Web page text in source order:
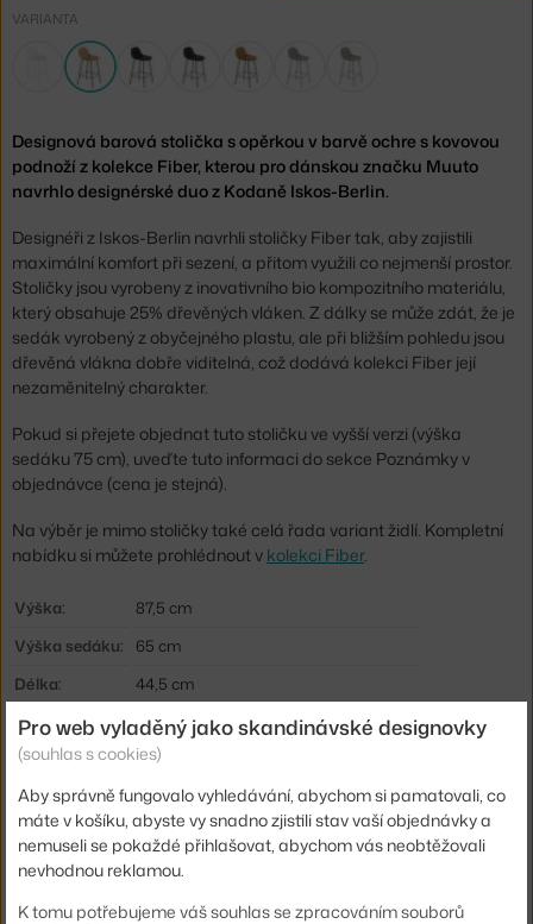
VARIANTA
Designová barová stolička s opěrkou v barvě ochre s kovovou
podnoží z kolekce Fiber, kterou pro dánskou značku Muuto
navrhlo designérské duo z Kodaně Iskos-Berlin.
Designéři z Iskos-Berlin navrhli stoličky Fiber tak, aby zajistili
maximální komfort při sezení, a přitom využili co nejmenší prostor.
Stoličky jsou vyrobeny z inovativního bio kompozitního materiálu,
který obsahuje 25% dřevěných vláken. Z dálky se může zdát, že je
sedák vyrobený z obyčejného plastu, ale při bližším pohledu jsou
dřevěná vlákna dobře viditelná, což dodává kolekci Fiber její
nezaměnitelný charakter.
Pokud si přejete objednat tuto stoličku ve vyšší verzi (výška
sedáku 75 cm), uveďte tuto informaci do sekce Poznámky v
objednávce (cena je stejná).
Na výběr je mimo stoličky také celá řada variant židlí. Kompletní
nabídku si můžete prohlédnout v kolekci Fiber.
Výška:
87,5 cm
Výška sedáku:
65 cm
Délka:
44,5 cm
Šířka:
42,5 cm
Výška stoličky: nízká barovka (výška sezení ca 65 cm)
Barva:
okrová
dřevěná vlákna, plast, kov
Sedák:
plast
Podnož:
kov
Pro web vyladěný jako skandinávské designovky
(souhlas s cookies)
Aby správně fungovalo vyhledávání, abychom si pamatovali, co
máte v košíku, abyste vy snadno zjistili stav vaší objednávky a
nemuseli se pokaždé přihlašovat, abychom vás neobtěžovali
nevhodnou reklamou.
K tomu potřebujeme váš souhlas se zpracováním souborů